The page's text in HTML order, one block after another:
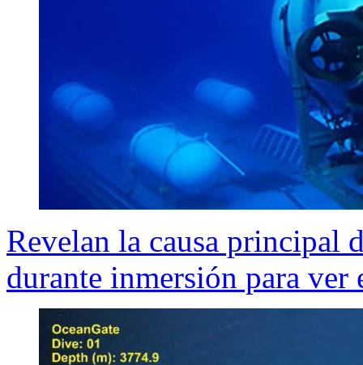
Revelan la causa principal
durante inmersión para ver